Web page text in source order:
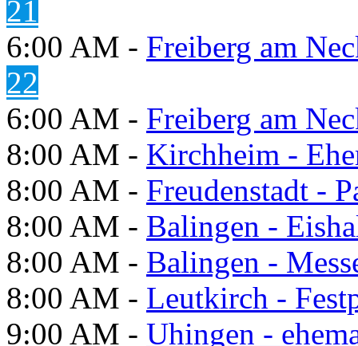
21
6:00 AM - Freiberg am
22
6:00 AM - Freiberg am
8:00 AM - Kirchheim -
8:00 AM - Freudenstadt -
8:00 AM - Balingen -
8:00 AM - Balingen -
8:00 AM - Leutkirch -
9:00 AM - Uhingen -